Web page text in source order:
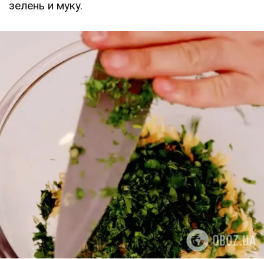
зелень и муку.